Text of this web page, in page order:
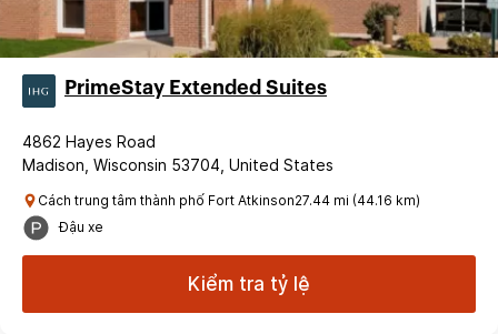
PrimeStay Extended Suites
4862 Hayes Road
Madison, Wisconsin 53704, United States
Cách trung tâm thành phố Fort Atkinson27.44 mi (44.16 km)
Đậu xe
Kiểm tra tỷ lệ